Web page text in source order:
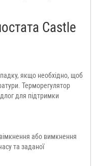
Castle
якщо необхідно, щоб
Терморегулятор
для підтримки
або вимкнення
та заданої